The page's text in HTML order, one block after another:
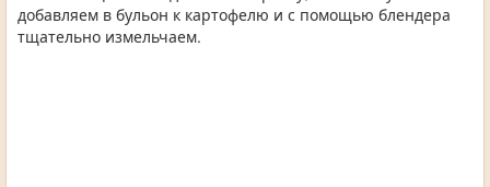
добавляем в бульон к картофелю и с помощью блендера
тщательно измельчаем.